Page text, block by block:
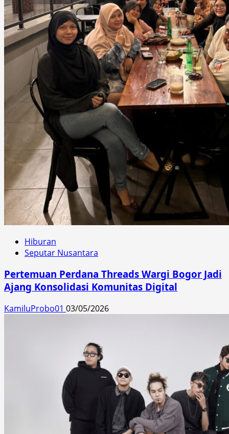
Hiburan
Seputar Nusantara
Pertemuan Perdana Threads Wargi Bogor Jadi
Ajang Konsolidasi Komunitas Digital
KamiluProbo01 03/05/2026